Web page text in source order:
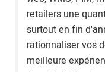
retailers une
surtout en fin
rationnaliser vos
meilleure